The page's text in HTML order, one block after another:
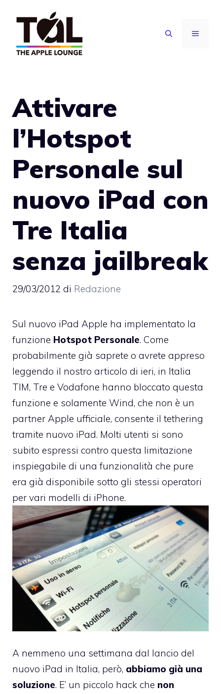
contenuto
MENU
Attivare
l’Hotspot
Personale sul
nuovo iPad con
Tre Italia
senza jailbreak
29/03/2012 di Redazione
Sul nuovo iPad Apple ha implementato la
funzione Hotspot Personale. Come
probabilmente già saprete o avrete appreso
leggendo il nostro articolo di ieri, in Italia
TIM, Tre e Vodafone hanno bloccato questa
funzione e solamente Wind, che non è un
partner Apple ufficiale, consente il tethering
tramite nuovo iPad. Molti utenti si sono
subito espressi contro questa limitazione
inspiegabile di una funzionalità che pure
era già disponibile sotto gli stessi operatori
per vari modelli di iPhone.
A nemmeno una settimana dal lancio del
nuovo iPad in Italia, però, abbiamo già una
soluzione. E’ un piccolo hack che non